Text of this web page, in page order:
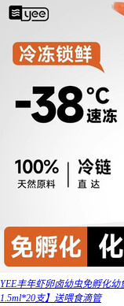
YEE丰年虾卵卤幼虫免孵化
1.5ml*20支】送喂食滴管